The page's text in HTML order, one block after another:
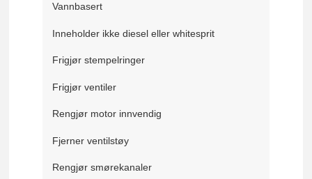
Vannbasert
Inneholder ikke diesel eller whitesprit
Frigjør stempelringer
Frigjør ventiler
Rengjør motor innvendig
Fjerner ventilstøy
Rengjør smørekanaler